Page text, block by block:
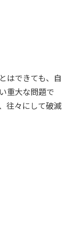
はできても、自
重大な問題で
往々にして破滅